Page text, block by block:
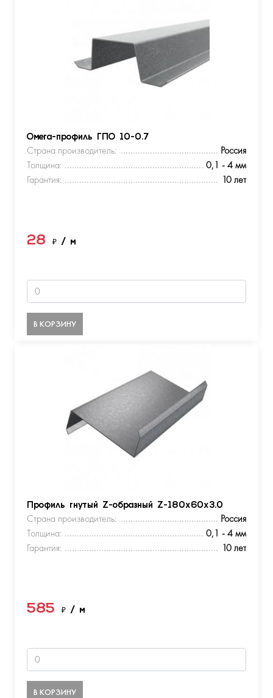
Омега-профиль ГПО 10-0.7
Страна производитель:
Россия
Толщина:
0,1 - 4 мм
Гарантия:
10 лет
28 ₽ / м
В КОРЗИНУ
Профиль гнутый Z-образный Z-180х60х3.0
Страна производитель:
Россия
Толщина:
0,1 - 4 мм
Гарантия:
10 лет
585 ₽ / м
В КОРЗИНУ